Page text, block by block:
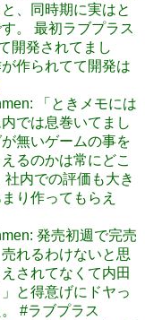
、同時期に実はと
。 最初ラブプラス
開発されてまし
作られてて開発は
「ときメモには
では息巻いてまし
無いゲームの事を
るのかは常にどこ
内での評価も大き
り作ってもらえ
発売初週で完売
れるわけないと思
されてなくて内田
と得意げにドヤっ
#ラブプラス